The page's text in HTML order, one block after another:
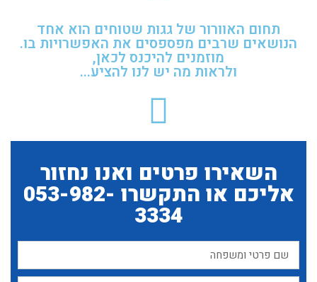
תחום האוורור של גגות שטוחים הוא אחד
הנושאים שרבים מפספסים את האפשרויות בו.
מוזמנים להיכנס לכאן,
ולראות מה יש לנו להציע...
השאירו פרטים ואנו נחזור
אליכם או התקשרו 053-982-
3334